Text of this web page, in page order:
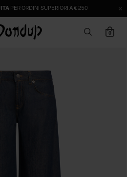
PER ORDINI SUPERIORI A € 250
0